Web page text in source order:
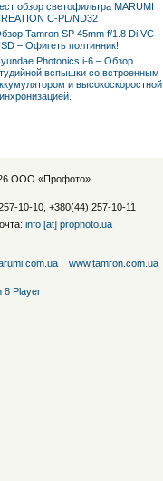
обзор светофильтра MARUMI
C-PL/ND32
Tamron SP 45mm f/1.8 Di VC
– Офигеть полтинник!
Photonics i-6 – Обзор
вспышки со встроенным
и высокоскоростной
ООО «Профото»
10-10, +380(44) 257-10-11
info [at] prophoto.ua
www.tamron.com.ua
8 Player